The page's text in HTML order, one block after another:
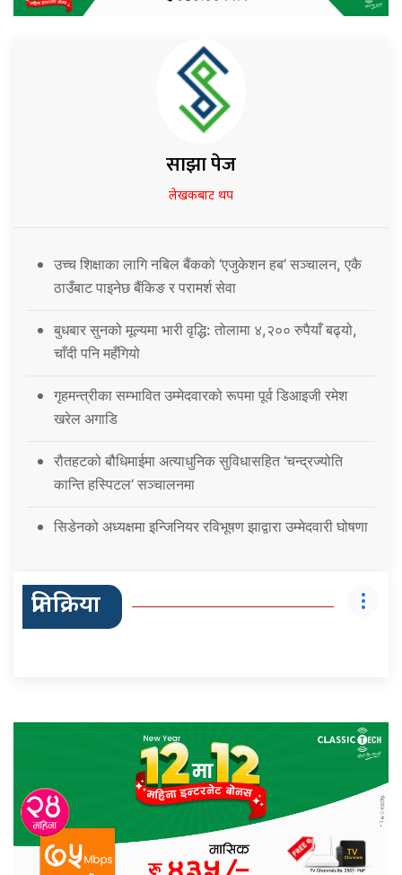
साझा पेज
लेखकबाट थप
उच्च शिक्षाका लागि नबिल बैंकको ‘एजुकेशन हब’ सञ्चालन, एकै
ठाउँबाट पाइनेछ बैंकिङ र परामर्श सेवा
बुधबार सुनको मूल्यमा भारी वृद्धि: तोलामा ४,२०० रुपैयाँ बढ्यो,
चाँदी पनि महँगियो
गृहमन्त्रीका सम्भावित उम्मेदवारको रूपमा पूर्व डिआइजी रमेश
खरेल अगाडि
रौतहटको बौधिमाईमा अत्याधुनिक सुविधासहित ‘चन्द्रज्योति
कान्ति हस्पिटल’ सञ्चालनमा
सिडेनको अध्यक्षमा इन्जिनियर रविभूषण झाद्वारा उम्मेदवारी घोषणा
प्रतिक्रिया